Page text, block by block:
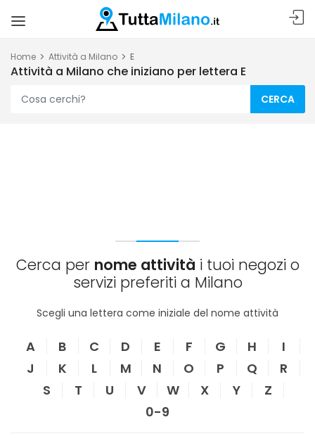
Home Attività a Milano E
Attività a Milano che iniziano per lettera E
CERCA
Cerca per nome attività i tuoi negozi o
servizi preferiti a Milano
Scegli una lettera come iniziale del nome attività
A B C D E F G H
I
J
K L M N O P Q
R
S
T U V W X Y
Z
0-9